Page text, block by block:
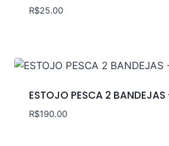
R$25.00
ESTOJO PESCA 2 BANDEJAS
R$190.00